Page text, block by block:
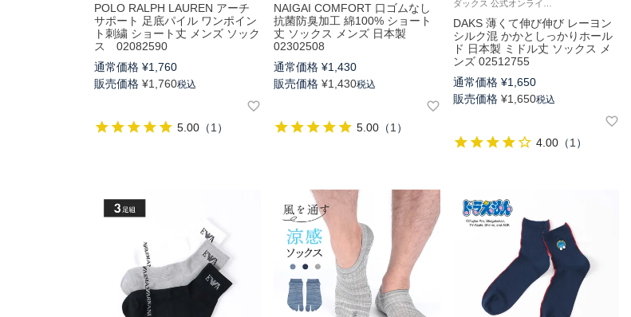
POLO RALPH LAUREN アーチ
サポート 足底パイル ワンポイン
ト刺繍 ショート丈 メンズ ソック
ス 02082590
通常価格 ¥1,760
販売価格 ¥1,760税込
5.00 （1 ）
NAIGAI COMFORT 口ゴムなし
抗菌防臭加工 綿100% ショート
丈 ソックス メンズ 日本製
02302508
通常価格 ¥1,430
販売価格 ¥1,430税込
5.00（1 ）
DAKS 薄くて伸び伸び レーヨン
シルク混 かかとしっかりホール
ド 日本製 ミドル丈 ソックス メ
ンズ 02512755
通常価格 ¥1,650
販売価格 ¥1,650税込
4.00（1 ）